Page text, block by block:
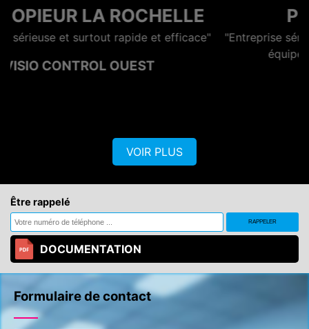
PHOTOCOPIEUR
"Entreprise sérieuse et réactive, dotée d'une bonne
VOIR PLUS
Être rappelé
DOCUMENTATION
Formulaire de contact